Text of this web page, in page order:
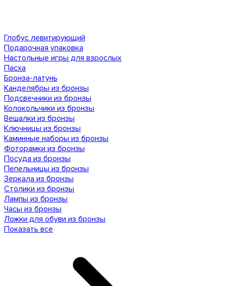
Глобус левитирующий
Подарочная упаковка
Настольные игры для взрослых
Пасха
Бронза-латунь
Канделябры из бронзы
Подсвечники из бронзы
Колокольчики из бронзы
Вешалки из бронзы
Ключницы из бронзы
Каминные наборы из бронзы
Фоторамки из бронзы
Посуда из бронзы
Пепельницы из бронзы
Зеркала из бронзы
Столики из бронзы
Лампы из бронзы
Часы из бронзы
Ложки для обуви из бронзы
Показать все